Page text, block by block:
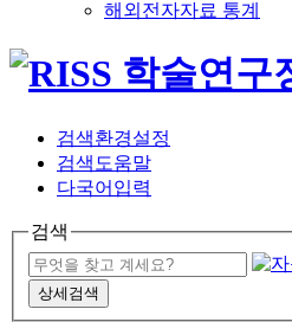
해외전자자료 통계
검색환경설정
검색도움말
다국어입력
검색
상세검색